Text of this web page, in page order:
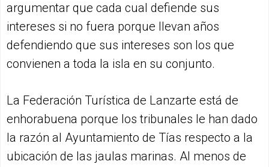
argumentar que cada cual defiende sus
intereses si no fuera porque llevan años
defendiendo que sus intereses son los que
convienen a toda la isla en su conjunto.
La Federación Turística de Lanzarte está de
enhorabuena porque los tribunales le han dado
la razón al Ayuntamiento de Tías respecto a la
ubicación de las jaulas marinas. Al menos de